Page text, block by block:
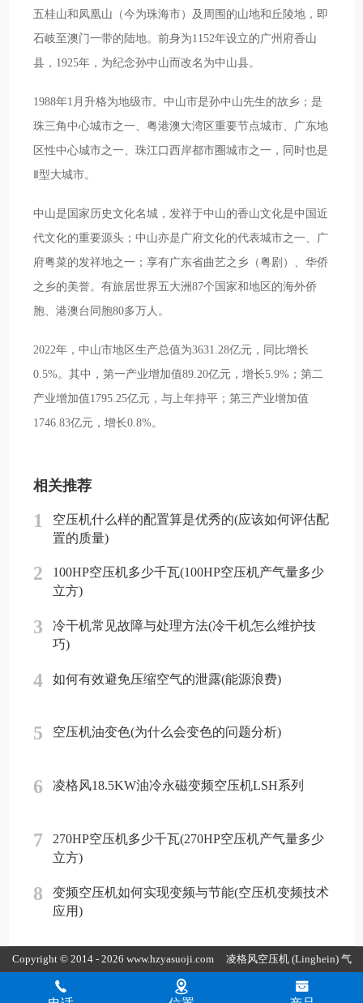
五桂山和凤凰山（今为珠海市）及周围的山地和丘陵地，即
石岐至澳门一带的陆地。前身为1152年设立的广州府香山
县，1925年，为纪念孙中山而改名为中山县。
1988年1月升格为地级市。中山市是孙中山先生的故乡；是
珠三角中心城市之一、粤港澳大湾区重要节点城市、广东地
区性中心城市之一、珠江口西岸都市圈城市之一，同时也是
Ⅱ型大城市。
中山是国家历史文化名城，发祥于中山的香山文化是中国近
代文化的重要源头；中山亦是广府文化的代表城市之一、广
府粤菜的发祥地之一；享有广东省曲艺之乡（粤剧）、华侨
之乡的美誉。有旅居世界五大洲87个国家和地区的海外侨
胞、港澳台同胞80多万人。
2022年，中山市地区生产总值为3631.28亿元，同比增长
0.5%。其中，第一产业增加值89.20亿元，增长5.9%；第二
产业增加值1795.25亿元，与上年持平；第三产业增加值
1746.83亿元，增长0.8%。
相关推荐
1
空压机什么样的配置算是优秀的(应该如何评估配
置的质量)
2
100HP空压机多少千瓦(100HP空压机产气量多少
立方)
3
冷干机常见故障与处理方法(冷干机怎么维护技
巧)
4 如何有效避免压缩空气的泄露(能源浪费)
5 空压机油变色(为什么会变色的问题分析)
6 凌格风18.5KW油冷永磁变频空压机LSH系列
7
270HP空压机多少千瓦(270HP空压机产气量多少
立方)
8
变频空压机如何实现变频与节能(空压机变频技术
应用)
Copyright © 2014 - 2026 www.hzyasuoji.com 凌格风空压机 (Linghein) 气
胜智能装备（深圳）有限公司版权所有
粤ICP备2021072975号